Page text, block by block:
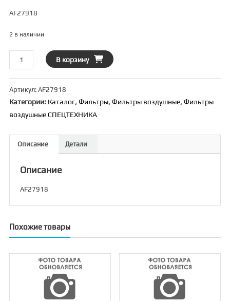
AF27918
2 в наличии
товара
Фильтр
воздушный
BALDWIN
[RS5391]
В корзину
Артикул: AF27918
Категории: Каталог, Фильтры, Фильтры воздушные, Фильтры
воздушные СПЕЦТЕХНИКА
Описание Детали
Описание
AF27918
Похожие товары